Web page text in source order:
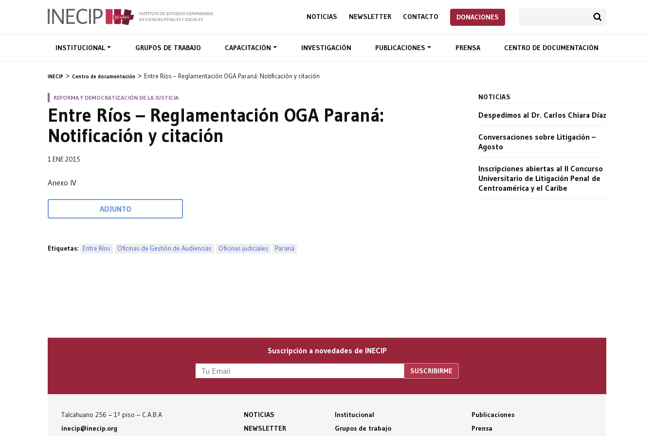
NOTICIAS NEWSLETTER CONTACTO DONACIONES
INSTITUCIONAL GRUPOS DE TRABAJO CAPACITACIÓN INVESTIGACIÓN PUBLICACIONES PRENSA CENTRO DE DOCUMENTACIÓN
INECIP Centro de documentación Entre Ríos – Reglamentación OGA Paraná: Notificación y citación
REFORMA Y DEMOCRATIZACIÓN DE LA JUSTICIA
Entre Ríos – Reglamentación OGA Paraná:
Notificación y citación
1 ENE 2015
Anexo IV
ADJUNTO
Etiquetas: Entre Ríos Oficinas de Gestión de Audiencias Oficinas judiciales Paraná
NOTICIAS
Despedimos al Dr. Carlos Chiara Díaz
Conversaciones sobre Litigación –
Agosto
Inscripciones abiertas al II Concurso
Universitario de Litigación Penal de
Centroamérica y el Caribe
Suscripción a novedades de INECIP
Talcahuano 256 – 1º piso – C.A.B.A
inecip@inecip.org
NOTICIAS
NEWSLETTER
Institucional
Grupos de trabajo
Publicaciones
Prensa